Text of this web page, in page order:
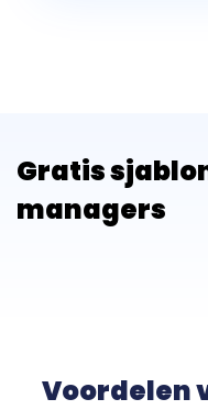
Gratis
managers
Voordelen